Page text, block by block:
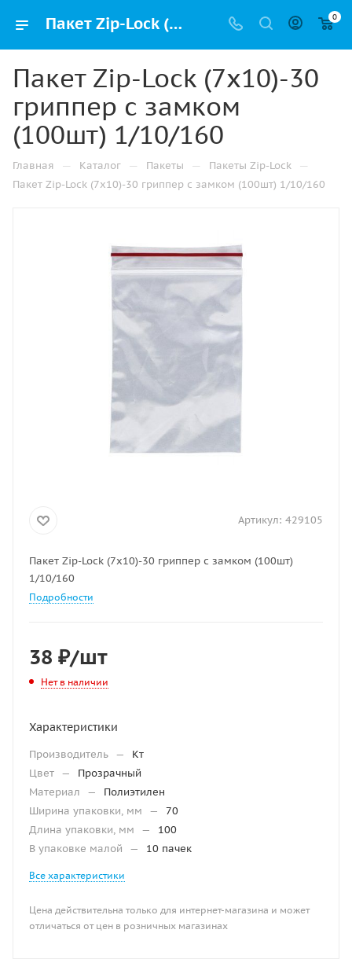
Пакет Zip-Lock (7х10)-30 гриппер с замком (100шт) 1/10/160 купить в Ижевске с доставкой оптом и в розницу 0
Пакет Zip-Lock (7х10)-30
гриппер с замком
(100шт) 1/10/160
Главная — Каталог — Пакеты — Пакеты Zip-Lock —
Пакет Zip-Lock (7х10)-30 гриппер с замком (100шт) 1/10/160
Артикул: 429105
Пакет Zip-Lock (7х10)-30 гриппер с замком (100шт)
1/10/160
Подробности
38 ₽/шт
Нет в наличии
Характеристики
Производитель —
Кт
Цвет —
Прозрачный
Материал
—
Полиэтилен
Ширина упаковки, мм
—
70
Длина упаковки, мм
—
100
В упаковке малой
— 10 пачек
Все характеристики
Цена действительна только для интернет-магазина и может
отличаться от цен в розничных магазинах